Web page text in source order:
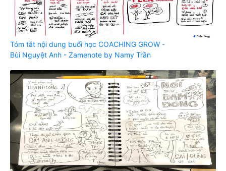
Tóm tắt nội dung buổi học COACHING GROW -
Bùi Nguyệt Anh - Zamenote by Namy Trần